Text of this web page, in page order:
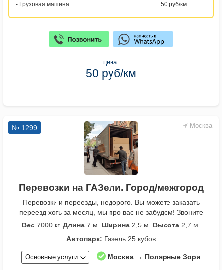
- Грузовая машина 50 руб/км
цена:
50 руб/км
Москва
№ 1299
Перевозки на ГАЗели. Город/межгород
Перевозки и переезды, недорого. Вы можете заказать
переезд хоть за месяц, мы про вас не забудем! Звоните
Вес 7000 кг. Длина 7 м. Ширина 2,5 м. Высота 2,7 м.
Автопарк: Газель 25 кубов
Основные услуги Москва → Полярные Зори